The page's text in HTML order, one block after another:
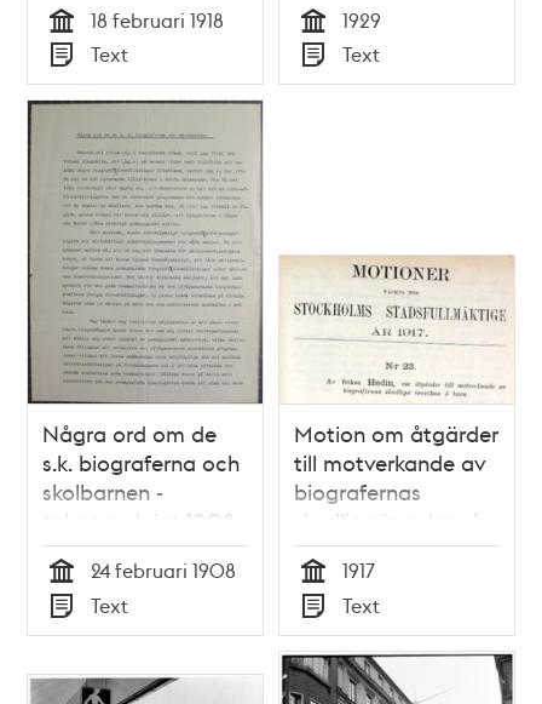
Tid
18 februari 1918
Typ
Text Tid
1929
Typ
Text
Några ord om de
s.k. biograferna och
skolbarnen -
talmanuskript 1908
Tid
24 februari 1908
Typ
Text
Motion om åtgärder
till motverkande av
biografernas
skadliga inverkan å
barn -
Stadsfullmäktige
1917
Tid
1917
Typ
Text